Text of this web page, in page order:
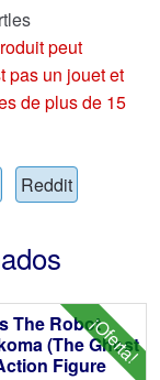
peut
pas un jouet et
de plus de 15
Reddit
¡Oferta!
The Robot
(The Ghost
Figure